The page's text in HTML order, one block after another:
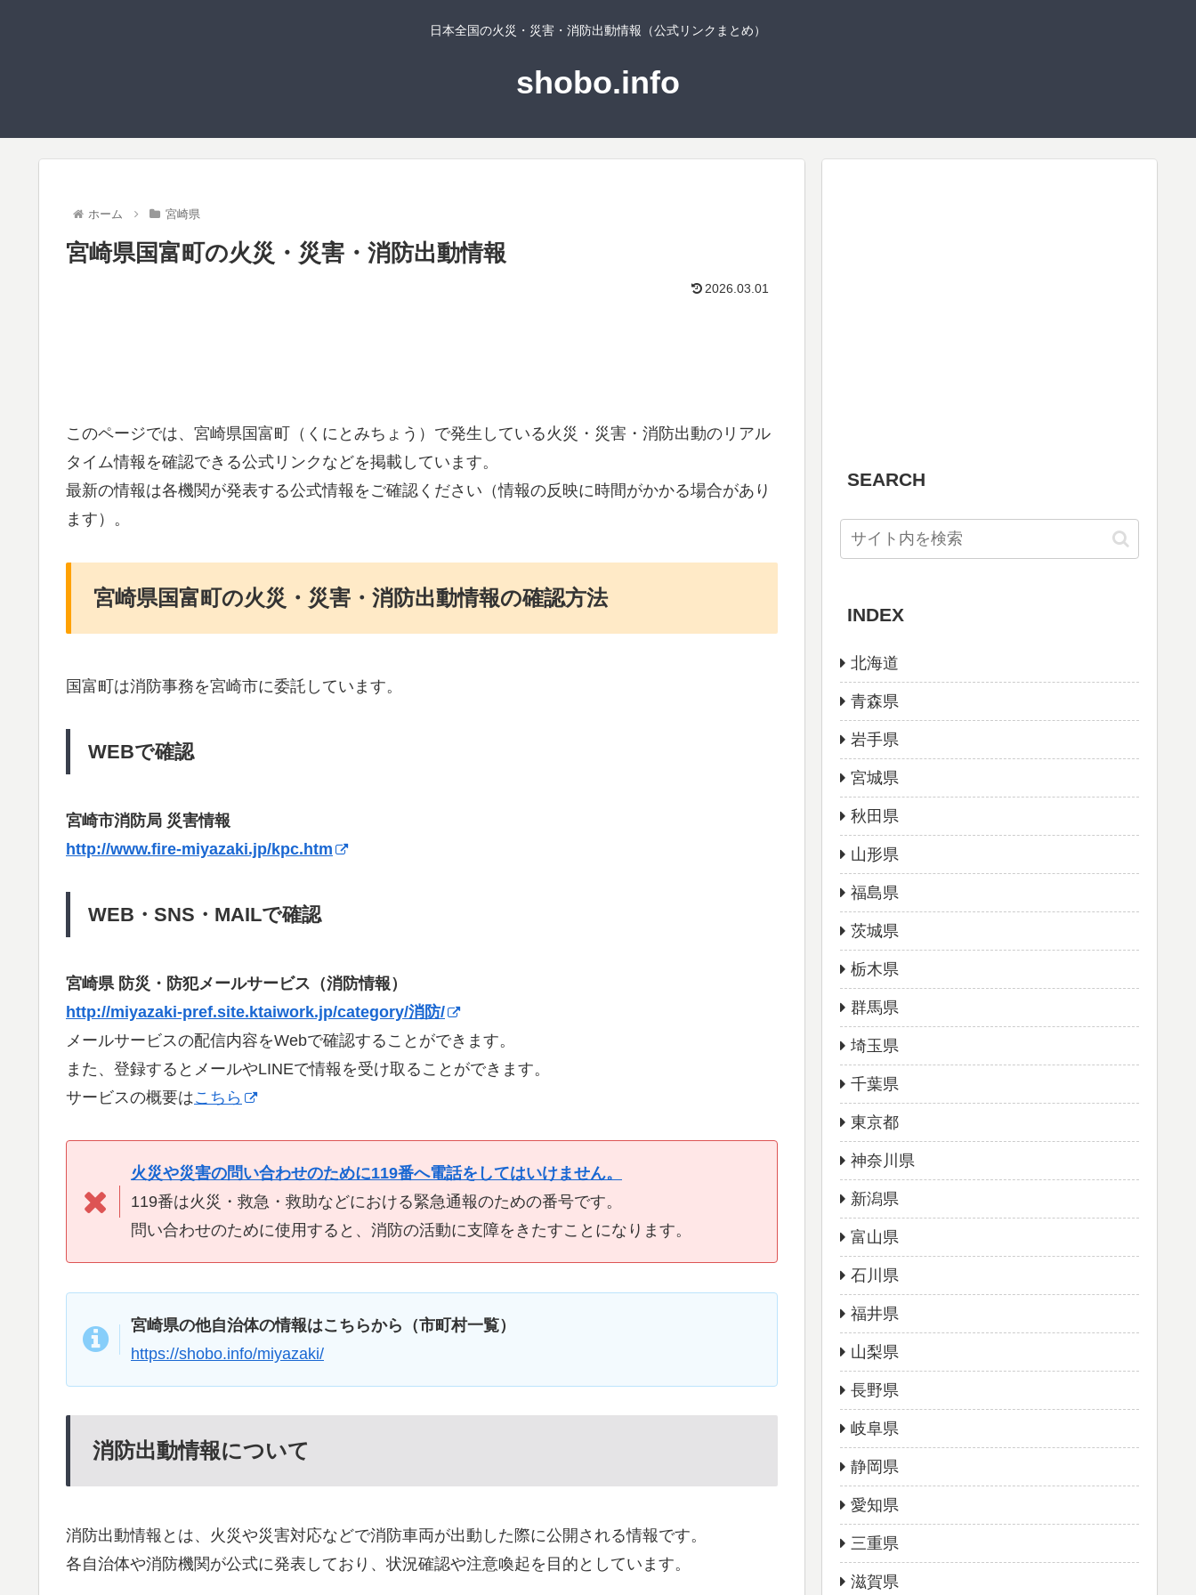
日本全国の火災・災害・消防出動情報（公式リンクまとめ）
shobo.info
ホーム 宮崎県
宮崎県国富町の火災・災害・消防出動情報
2026.03.01
このページでは、宮崎県国富町（くにとみちょう）で発生している火災・災害・消防出動のリアル
タイム情報を確認できる公式リンクなどを掲載しています。
最新の情報は各機関が発表する公式情報をご確認ください（情報の反映に時間がかかる場合があり
ます）。
宮崎県国富町の火災・災害・消防出動情報の確認方法
国富町は消防事務を宮崎市に委託しています。
WEBで確認
宮崎市消防局 災害情報
http://www.fire-miyazaki.jp/kpc.htm
WEB・SNS・MAILで確認
宮崎県 防災・防犯メールサービス（消防情報）
http://miyazaki-pref.site.ktaiwork.jp/category/消防/
メールサービスの配信内容をWebで確認することができます。
また、登録するとメールやLINEで情報を受け取ることができます。
サービスの概要はこちら
火災や災害の問い合わせのために119番へ電話をしてはいけません。
119番は火災・救急・救助などにおける緊急通報のための番号です。
問い合わせのために使用すると、消防の活動に支障をきたすことになります。
宮崎県の他自治体の情報はこちらから（市町村一覧）
https://shobo.info/miyazaki/
消防出動情報について
消防出動情報とは、火災や災害対応などで消防車両が出動した際に公開される情報です。
各自治体や消防機関が公式に発表しており、状況確認や注意喚起を目的としています。
SEARCH
INDEX
北海道
青森県
岩手県
宮城県
秋田県
山形県
福島県
茨城県
栃木県
群馬県
埼玉県
千葉県
東京都
神奈川県
新潟県
富山県
石川県
福井県
山梨県
長野県
岐阜県
静岡県
愛知県
三重県
滋賀県